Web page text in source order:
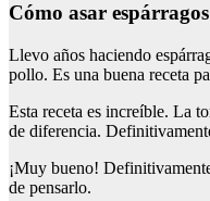
cómo asar
Llevo años haciendo
pollo. Es una buena receta
Esta receta es increíble. La
de diferencia.
¡Muy bueno!
de pensarlo.